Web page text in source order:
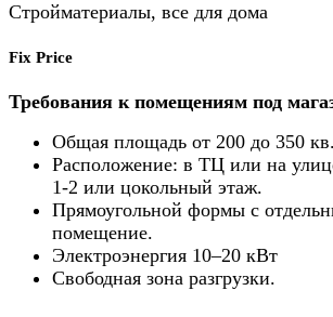
Стройматериалы, все для дома
Fix Price
Требования к помещениям под
Общая площадь от 200 до 350
Расположение: в ТЦ или на
1-2 или цокольный этаж.
Прямоугольной формы с
помещение.
Электроэнергия 10–20 кВт
Свободная зона разгрузки.